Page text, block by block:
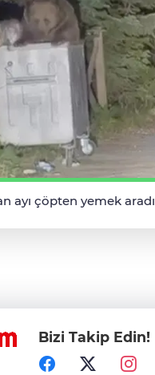
ayı çöpten yemek aradı
Bizi Takip Edin!